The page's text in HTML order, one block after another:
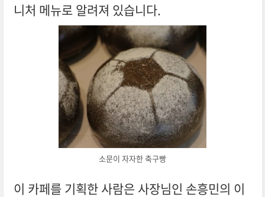
니처 메뉴로 알려져 있습니다.
소문이 자자한 축구빵
이 카페를 기획한 사람은 사장님인 손흥민의 이